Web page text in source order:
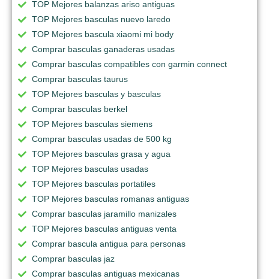
TOP Mejores balanzas ariso antiguas
TOP Mejores basculas nuevo laredo
TOP Mejores bascula xiaomi mi body
Comprar basculas ganaderas usadas
Comprar basculas compatibles con garmin connect
Comprar basculas taurus
TOP Mejores basculas y basculas
Comprar basculas berkel
TOP Mejores basculas siemens
Comprar basculas usadas de 500 kg
TOP Mejores basculas grasa y agua
TOP Mejores basculas usadas
TOP Mejores basculas portatiles
TOP Mejores basculas romanas antiguas
Comprar basculas jaramillo manizales
TOP Mejores basculas antiguas venta
Comprar bascula antigua para personas
Comprar basculas jaz
Comprar basculas antiguas mexicanas